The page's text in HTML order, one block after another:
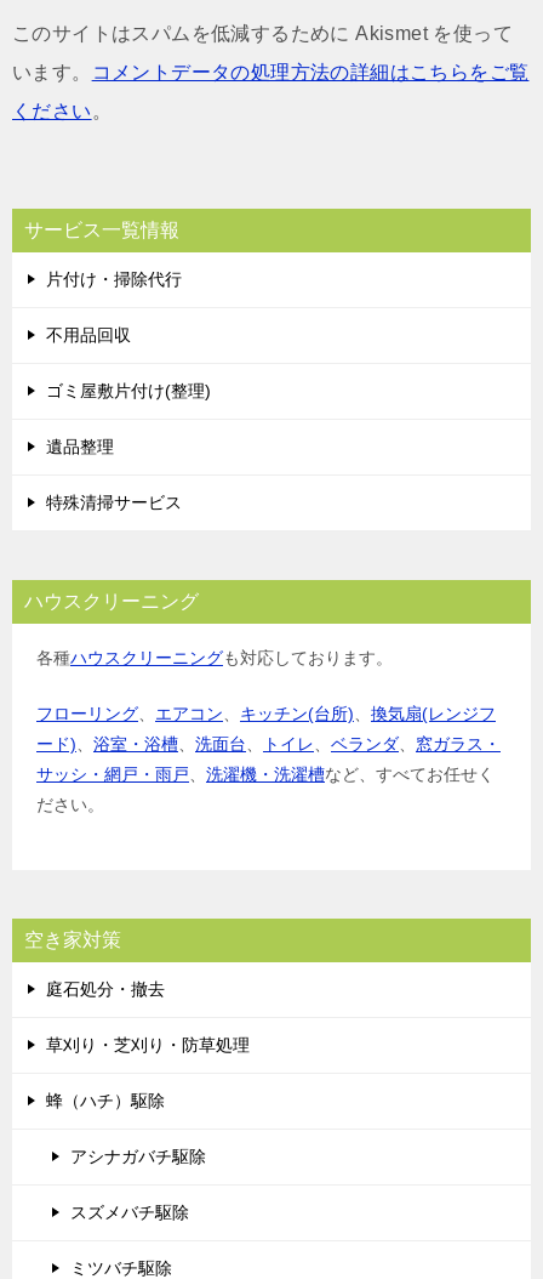
このサイトはスパムを低減するために Akismet を使って
います。
コメントデータの処理方法の詳細はこちらをご覧
ください 。
サービス一覧情報
片付け・掃除代行
不用品回収
ゴミ屋敷片付け(整理)
遺品整理
特殊清掃サービス
ハウスクリーニング
各種ハウスクリーニングも対応しております。
フローリング エアコン キッチン(台所)
換気扇(レンジフ
ード)
浴室・浴槽 洗面台 トイレ ベランダ
窓ガラス・
サッシ・網戸・雨戸
洗濯機・洗濯槽など、すべてお任せく
ださい。
空き家対策
庭石処分・撤去
草刈り・芝刈り・防草処理
蜂（ハチ）駆除
アシナガバチ駆除
スズメバチ駆除
ミツバチ駆除